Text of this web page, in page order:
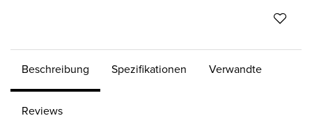
Beschreibung Spezifikationen Verwandte
Reviews